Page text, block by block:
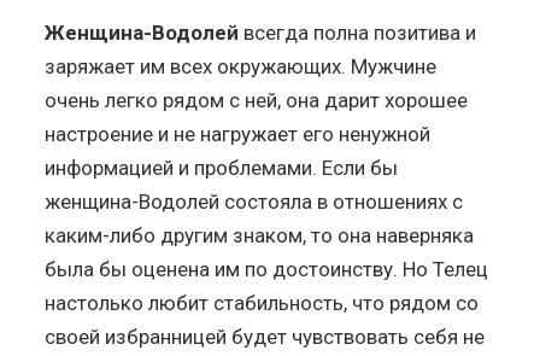
Женщина-Водолей всегда полна позитива и
заряжает им всех окружающих. Мужчине
очень легко рядом с ней, она дарит хорошее
настроение и не нагружает его ненужной
информацией и проблемами. Если бы
женщина-Водолей состояла в отношениях с
каким-либо другим знаком, то она наверняка
была бы оценена им по достоинству. Но Телец
настолько любит стабильность, что рядом со
своей избранницей будет чувствовать себя не